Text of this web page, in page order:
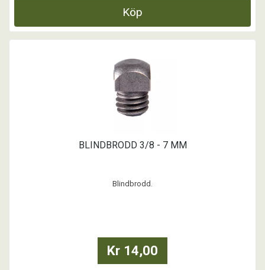
Köp
BLINDBRODD 3/8 - 7 MM
Blindbrodd.
• Dimension: 10×10 mm
Kr 14,00